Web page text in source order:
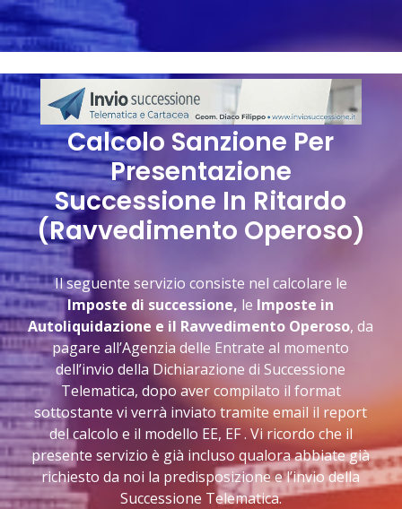
Calcolo Sanzione Per
Presentazione
Successione In Ritardo
(Ravvedimento Operoso)
Il seguente servizio consiste nel calcolare le
Imposte di successione, le Imposte in
Autoliquidazione e il Ravvedimento Operoso, da
pagare all’Agenzia delle Entrate al momento
dell’invio della Dichiarazione di Successione
Telematica, dopo aver compilato il format
sottostante vi verrà inviato tramite email il report
del calcolo e il modello EE, EF . Vi ricordo che il
presente servizio è già incluso qualora abbiate già
richiesto da noi la predisposizione e l’invio della
Successione Telematica.